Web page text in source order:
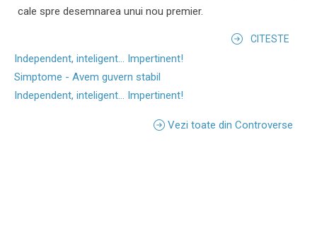
cale spre desemnarea unui nou premier.
CITESTE
Independent, inteligent... Impertinent!
Simptome - Avem guvern stabil
Independent, inteligent... Impertinent!
Vezi toate din Controverse